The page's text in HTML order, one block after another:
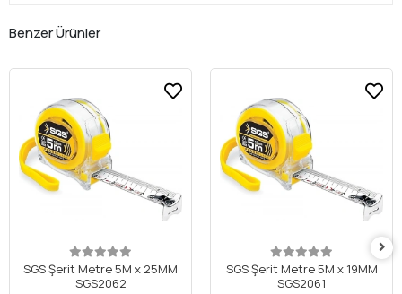
Benzer Ürünler
SGS Şerit Metre 5M x 25MM
SGS2062
SGS Şerit Metre 5M x 19MM
SGS2061